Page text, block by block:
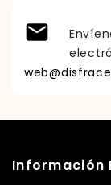

Información